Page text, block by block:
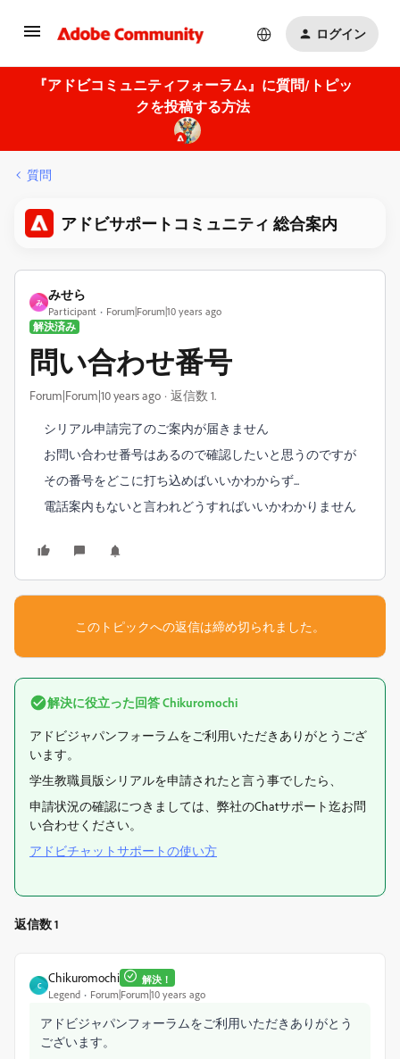
ログイン
『アドビコミュニティフォーラム』に質問/トピッ
クを投稿する方法
質問
アドビサポートコミュニティ 総合案内
み
みせら
Participant
Forum|Forum|10 years ago
解決済み
問い合わせ番号
Forum|Forum|10 years ago 返信数 1.
‌シリアル申請完了のご案内が届きません
お問い合わせ番号はあるので確認したいと思うのですが
その番号をどこに打ち込めばいいかわからず...
電話案内もないと言われどうすればいいかわかりません
このトピックへの返信は締め切られました。
解決に役立った回答Chikuromochi
アドビジャパンフォーラムをご利用いただきありがとうござ
います。
学生教職員版シリアルを申請されたと言う事でしたら、
申請状況の確認につきましては、弊社のChatサポート迄お問
い合わせください。
アドビチャットサポートの使い方
返信数 1
C
Chikuromochi 解決！
Legend Forum|Forum|10 years ago
アドビジャパンフォーラムをご利用いただきありがとう
ございます。